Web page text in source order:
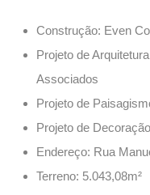
Construção: Even
Projeto de
Associados
Projeto de
Projeto de
Endereço: Rua
Terreno: 5.043,08m²